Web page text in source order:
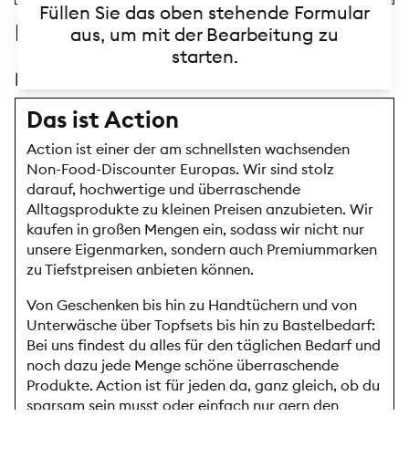
Füllen Sie das oben stehende Formular
aus, um mit der Bearbeitung zu
starten.
Beschreibung
Beschreibungstext
Das ist Action
Action ist einer der am schnellsten wachsenden
Non⁠-Food⁠-Discounter Europas⁠. Wir sind stolz
darauf, hochwertige und überraschende
Alltagsprodukte zu kleinen Preisen anzubieten⁠. Wir
kaufen in großen Mengen ein, sodass wir nicht nur
unsere Eigenmarken, sondern auch Premiummarken
zu Tiefstpreisen anbieten können⁠.
Von Geschenken bis hin zu Handtüchern und von
Unterwäsche über Topfsets bis hin zu Bastelbedarf:
Bei uns findest du alles für den täglichen Bedarf und
noch dazu jede Menge schöne überraschende
Produkte⁠. Action ist für jeden da, ganz gleich, ob du
sparsam sein musst oder einfach nur gern den